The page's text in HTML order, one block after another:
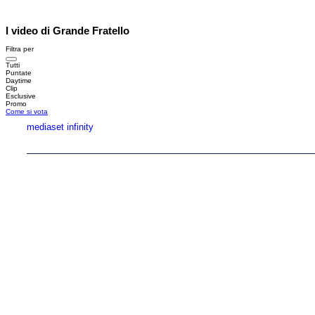
I video di Grande Fratello
Filtra per
Tutti
Puntate
Daytime
Clip
Esclusive
Promo
Come si vota
mediaset infinity